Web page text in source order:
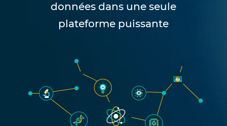
données dans une seule
plateforme puissante